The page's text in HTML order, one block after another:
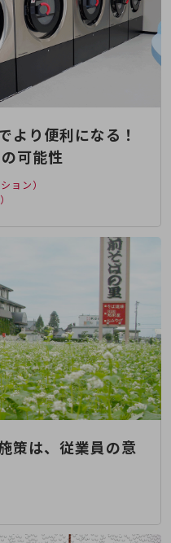
ます
をご紹介します
より便利になる！
可能性
ョン）
策は、従業員の意